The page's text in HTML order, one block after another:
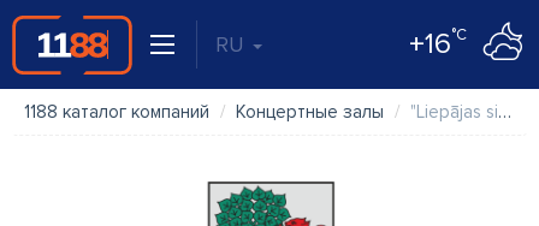
RU +16°C
1188 каталог компаний Концертные залы "Liepājas simfoniskais orķestris" valsts SIA